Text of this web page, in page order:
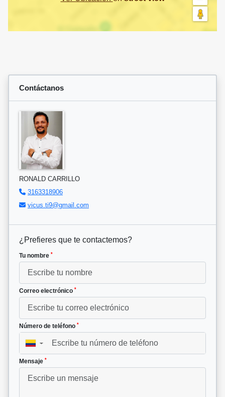
Contáctanos
RONALD CARRILLO
3163318906
vicus.ti9@gmail.com
¿Prefieres que te contactemos?
Tu nombre *
Correo electrónico *
Número de teléfono *
▼
Mensaje *